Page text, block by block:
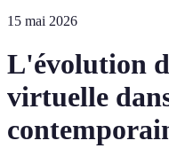
15 mai 2026
L'évolution
virtuelle